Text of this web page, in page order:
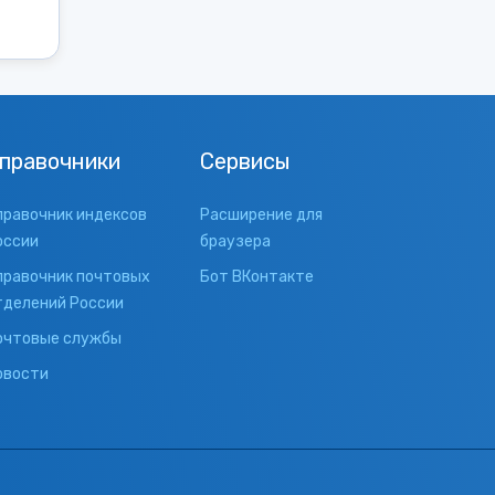
индексов
почтовых
России
службы
Сервисы
Расширение для
браузера
Бот ВКонтакте